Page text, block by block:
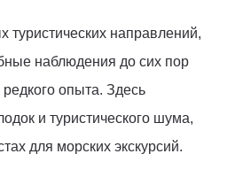
туристических направлений,
наблюдения до сих пор
опыта. Здесь
и туристического шума,
для морских экскурсий.